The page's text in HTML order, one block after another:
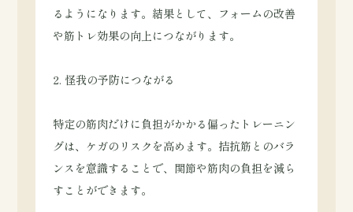
るようになります。結果として、フォームの改善
や筋トレ効果の向上につながります。
2. 怪我の予防につながる
特定の筋肉だけに負担がかかる偏ったトレーニン
グは、ケガのリスクを高めます。拮抗筋とのバラ
ンスを意識することで、関節や筋肉の負担を減ら
すことができます。